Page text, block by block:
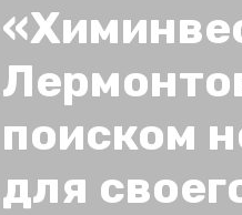
поиском
для